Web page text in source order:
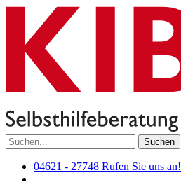
Suchen
04621 - 27748 Rufen Sie uns an!